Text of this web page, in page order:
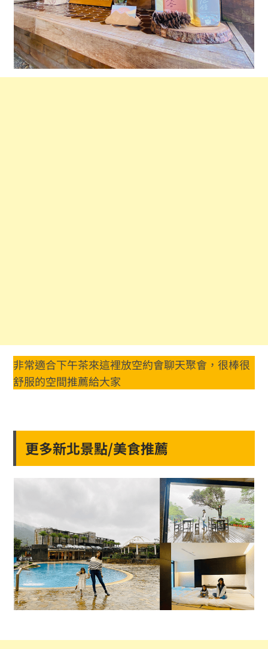
非常適合下午茶來這裡放空約會聊天聚會，很棒很
舒服的空間推薦給大家
更多新北景點/美食推薦